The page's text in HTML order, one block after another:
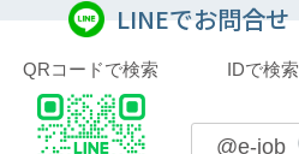
LINEでお問合せ
QRコードで検索 IDで検索
@e-job